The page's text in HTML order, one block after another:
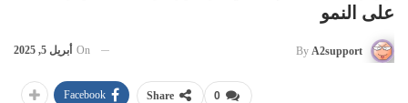
على النمو
By A2support
On أبريل 5, 2025
0
Share
Facebook